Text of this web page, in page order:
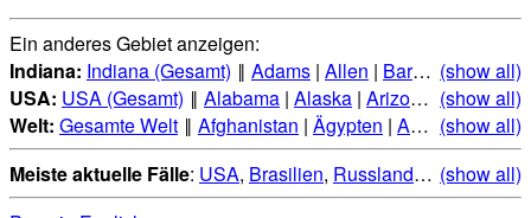
Ein anderes Gebiet anzeigen:
Indiana: Indiana (Gesamt) ‖ Adams | Allen | Bartholomew |
(show all)
USA: USA (Gesamt) ‖ Alabama | Alaska | Arizona |Arkansas
(show all)
Welt: Gesamte Welt ‖ Afghanistan | Ägypten | Albanien |
(show all)
Meiste aktuelle Fälle: USA, Brasilien, Russland,Indien,
(show all)